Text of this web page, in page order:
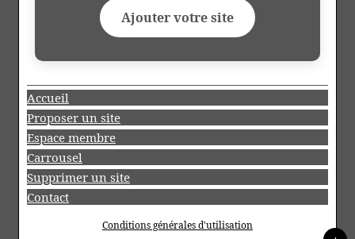
Ajouter votre site
Accueil
Proposer un site
Espace membre
Carrousel
Supprimer un site
Contact
Conditions générales d'utilisation